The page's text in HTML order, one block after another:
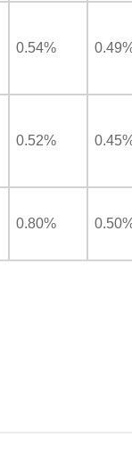
0.54%
0.52%
0.80%